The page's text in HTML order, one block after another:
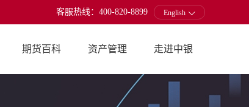
客服热线：400-820-8899 English
期货百科 资产管理 走进中银